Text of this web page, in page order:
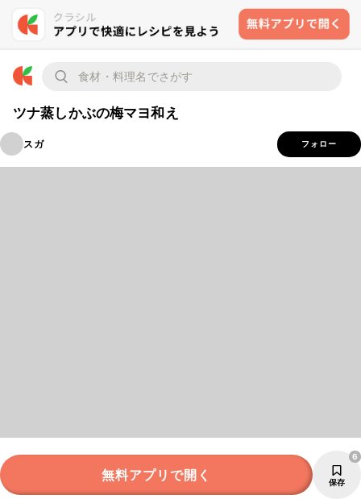
ツナ蒸しかぶの梅マヨ和え
スガ フォロー
無料アプリで開く 保存
6